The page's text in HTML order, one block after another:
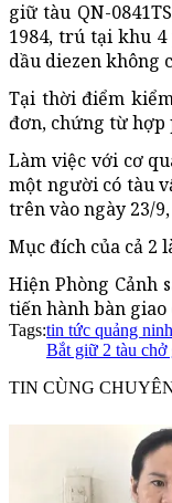
giữ tàu QN-
1984, trú tại khu
dầu diezen không
Tại thời điểm
đơn, chứng từ hợp
Làm việc với cơ
một người có tàu
trên vào ngày 23/
Mục đích của cả 2
Hiện Phòng Cảnh
tiến hành bàn giao
Tags:tin tức quảng ninh
Bắt giữ 2 tàu chở
TIN CÙNG